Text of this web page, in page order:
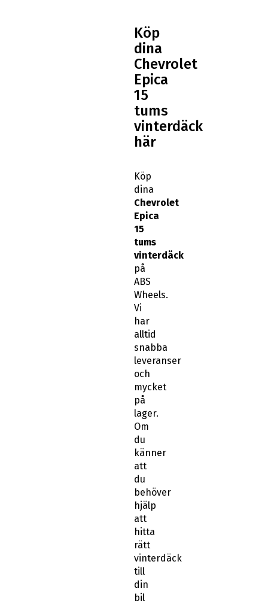
Köp
dina
Chevrolet
Epica
15
tums
vinterdäck
här
Köp
dina
Chevrolet
Epica
15
tums
vinterdäck
på
ABS
Wheels.
Vi
har
alltid
snabba
leveranser
och
mycket
på
lager.
Om
du
känner
att
du
behöver
hjälp
att
hitta
rätt
vinterdäck
till
din
bil